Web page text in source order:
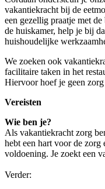
vakantiekracht bij de
een gezellig praatje met
de huiskamer, help je bij
huishoudelijke
We zoeken ook
facilitaire taken in het
Hiervoor hoef je geen
Vereisten
Wie ben je?
Als vakantiekracht zorg
hebt een hart voor de zorg
voldoening. Je zoekt een
Verder: